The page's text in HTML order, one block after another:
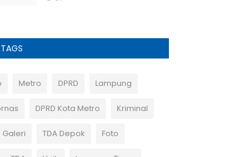
Metro DPRD Lampung
DPRD Kota Metro Kriminal
Galeri TDA Depok Foto